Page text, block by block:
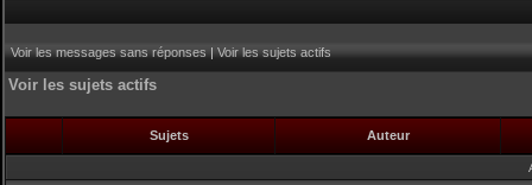
Voir les messages sans réponses|Voir les sujets actifs
Voir les sujets actifs
Sujets Auteur